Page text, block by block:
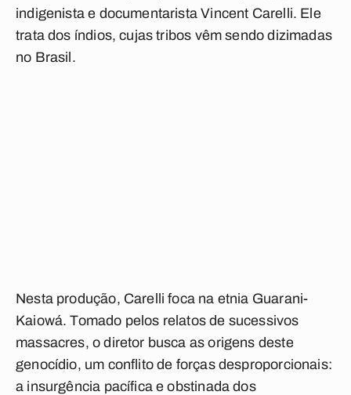
indigenista e documentarista Vincent Carelli. Ele
trata dos índios, cujas tribos vêm sendo dizimadas
no Brasil.
Nesta produção, Carelli foca na etnia Guarani-
Kaiowá. Tomado pelos relatos de sucessivos
massacres, o diretor busca as origens deste
genocídio, um conflito de forças desproporcionais:
a insurgência pacífica e obstinada dos